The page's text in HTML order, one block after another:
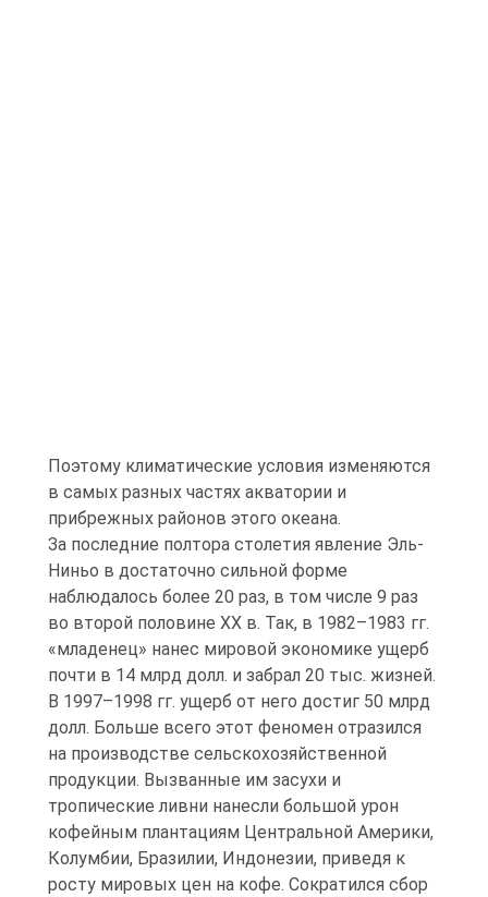
Поэтому климатические условия изменяются
в самых разных частях акватории и
прибрежных районов этого океана.
За последние полтора столетия явление Эль-
Ниньо в достаточно сильной форме
наблюдалось более 20 раз, в том числе 9 раз
во второй половине XX в. Так, в 1982–1983 гг.
«младенец» нанес мировой экономике ущерб
почти в 14 млрд долл. и забрал 20 тыс. жизней.
В 1997–1998 гг. ущерб от него достиг 50 млрд
долл. Больше всего этот феномен отразился
на производстве сельскохозяйственной
продукции. Вызванные им засухи и
тропические ливни нанесли большой урон
кофейным плантациям Центральной Америки,
Колумбии, Бразилии, Индонезии, приведя к
росту мировых цен на кофе. Сократился сбор